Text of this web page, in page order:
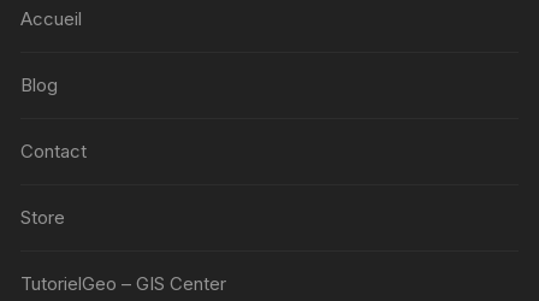
Accueil
Blog
Contact
Store
TutorielGeo – GIS Center